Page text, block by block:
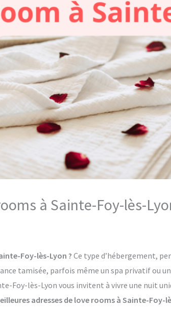
à Sainte-Foy-lès-
Foy-lès-Lyon ? Ce type d’hébergement,
tamisée, parfois même un spa privatif ou
Foy-lès-Lyon vous invitent à vivre une nuit
adresses de love rooms à Sainte-Foy-